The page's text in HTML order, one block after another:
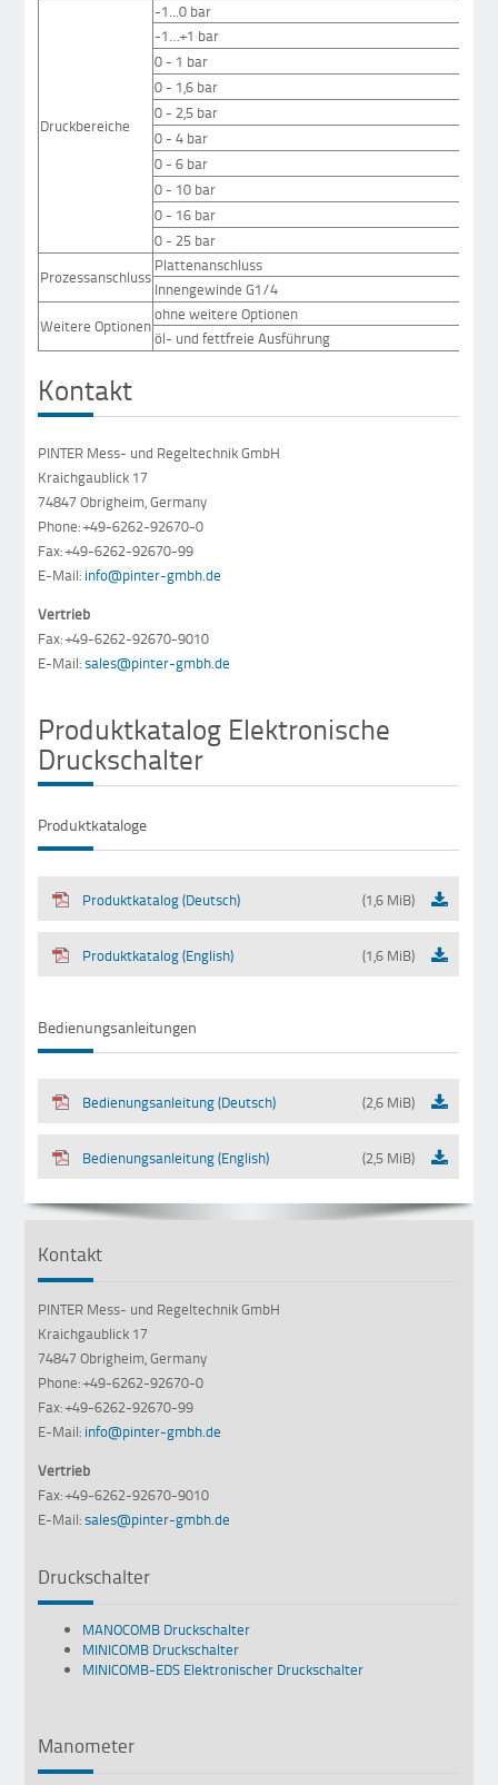
Druckbereiche
-1...0 bar
-1…+1 bar
0 - 1 bar
0 - 1,6 bar
0 - 2,5 bar
0 - 4 bar
0 - 6 bar
0 - 10 bar
0 - 16 bar
0 - 25 bar
Prozessanschluss
Plattenanschluss
Innengewinde G1/4
Weitere Optionen
ohne weitere Optionen
öl- und fettfreie Ausführung
Kontakt
PINTER Mess- und Regeltechnik GmbH
Kraichgaublick 17
74847 Obrigheim, Germany
Phone: +49-6262-92670-0
Fax: +49-6262-92670-99
E-Mail: info@pinter-gmbh.de
Vertrieb
Fax: +49-6262-92670-9010
E-Mail:sales@pinter-gmbh.de
Produktkatalog Elektronische
Druckschalter
Produktkataloge
Produktkatalog (Deutsch) (1,6 MiB)
Produktkatalog (English) (1,6 MiB)
Bedienungsanleitungen
Bedienungsanleitung (Deutsch) (2,6 MiB)
Bedienungsanleitung (English) (2,5 MiB)
Kontakt
PINTER Mess- und Regeltechnik GmbH
Kraichgaublick 17
74847 Obrigheim, Germany
Phone: +49-6262-92670-0
Fax: +49-6262-92670-99
E-Mail: info@pinter-gmbh.de
Vertrieb
Fax: +49-6262-92670-9010
E-Mail:sales@pinter-gmbh.de
Druckschalter
MANOCOMB Druckschalter
MINICOMB Druckschalter
MINICOMB-EDS Elektronischer Druckschalter
Manometer